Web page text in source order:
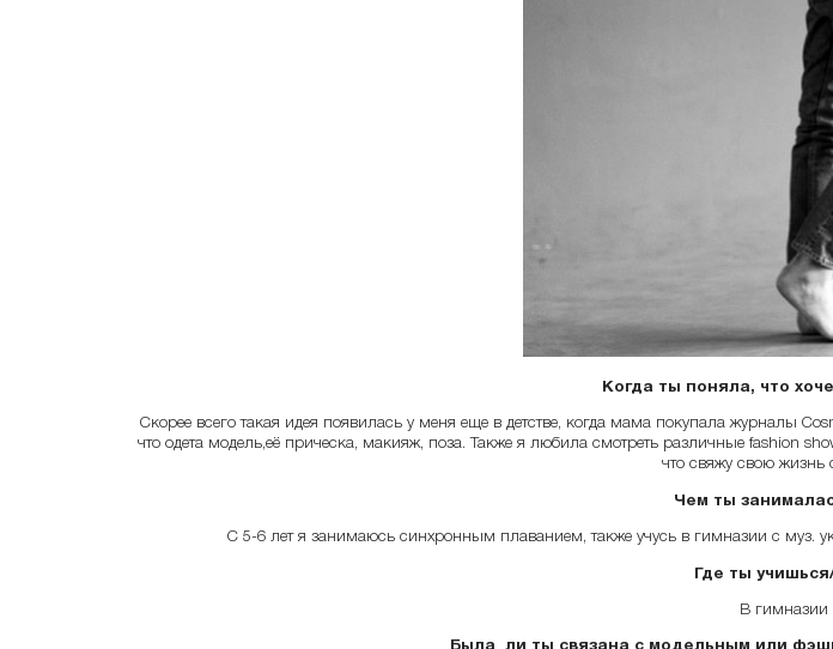
Когда ты поняла, что
Скорее всего такая идея появилась у меня еще в детстве, когда мама покупала журналы
что одета модель,её прическа, макияж, поза. Также я любила смотреть различные fashion
что свяжу свою жизнь
Чем ты
С 5-6 лет я занимаюсь синхронным плаванием, также учусь в гимназии с муз.
Где ты
В
Была ли ты связана с модельным или